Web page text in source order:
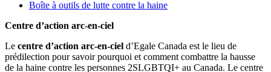
Boîte à outils de lutte contre la haine
Centre d’action arc-en-ciel
Le centre d’action arc-en-ciel d’Egale Canada est le lieu de
prédilection pour savoir pourquoi et comment combattre la hausse
de la haine contre les personnes 2SLGBTQI+ au Canada. Le centre